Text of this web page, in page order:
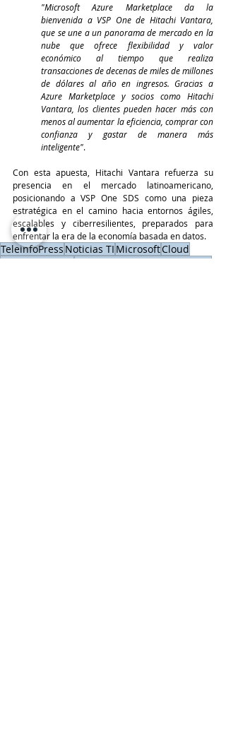
"Microsoft Azure Marketplace da la
bienvenida a VSP One de Hitachi Vantara,
que se une a un panorama de mercado en la
nube que ofrece flexibilidad y valor
económico al tiempo que realiza
transacciones de decenas de miles de millones
de dólares al año en ingresos. Gracias a
Azure Marketplace y socios como Hitachi
Vantara, los clientes pueden hacer más con
menos al aumentar la eficiencia, comprar con
confianza y gastar de manera más
inteligente".
Con esta apuesta, Hitachi Vantara refuerza su
presencia en el mercado latinoamericano,
posicionando a VSP One SDS como una pieza
estratégica en el camino hacia entornos ágiles,
escalables y ciberresilientes, preparados para
enfrentar la era de la economía basada en datos.
TeleinfoPress Noticias TI MicrosoftCloud
Hitachi VantaraHitachi Vantara VSP One SDS